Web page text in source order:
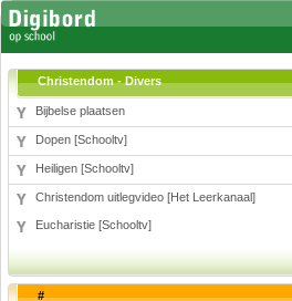
Vakken
Aardrijkskunde
Biologie
Frans, Duits, Chinees, Spaans
Christendom - Divers
Bijbelse plaatsen
Dopen [Schooltv]
Heiligen [Schooltv]
Christendom uitlegvideo [Het Leerkanaal]
Eucharistie [Schooltv]
#